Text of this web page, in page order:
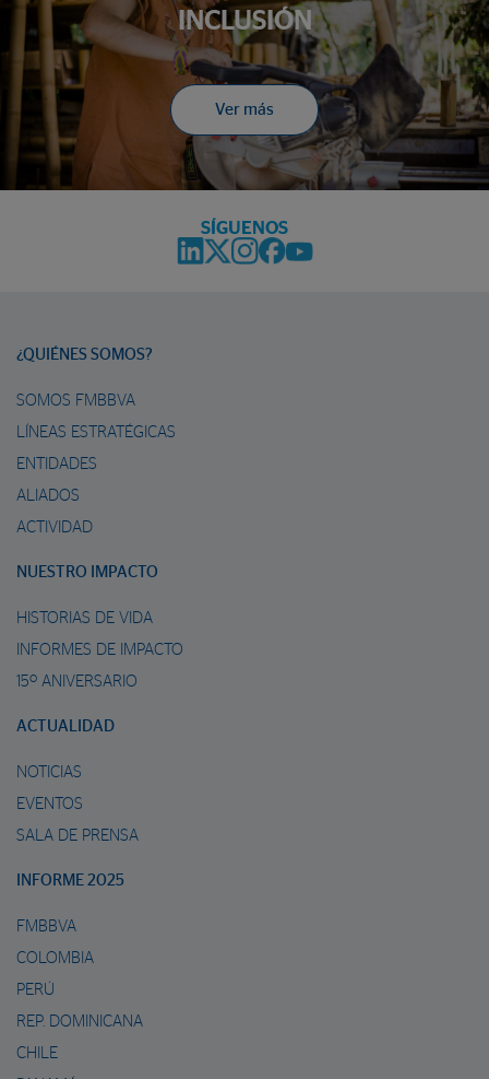
INCLUSIÓN
Ver más
SÍGUENOS
¿QUIÉNES SOMOS?
SOMOS FMBBVA
LÍNEAS ESTRATÉGICAS
ENTIDADES
ALIADOS
ACTIVIDAD
NUESTRO IMPACTO
HISTORIAS DE VIDA
INFORMES DE IMPACTO
15º ANIVERSARIO
ACTUALIDAD
NOTICIAS
EVENTOS
SALA DE PRENSA
INFORME 2025
FMBBVA
COLOMBIA
PERÚ
REP. DOMINICANA
CHILE